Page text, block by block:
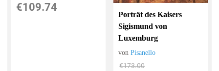
€109.74
Porträt des Kaisers
Sigismund von
Luxemburg
vonPisanello
€173.00